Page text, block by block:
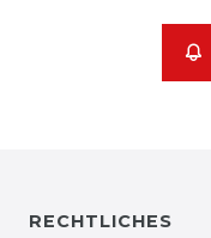
RECHTLICHES